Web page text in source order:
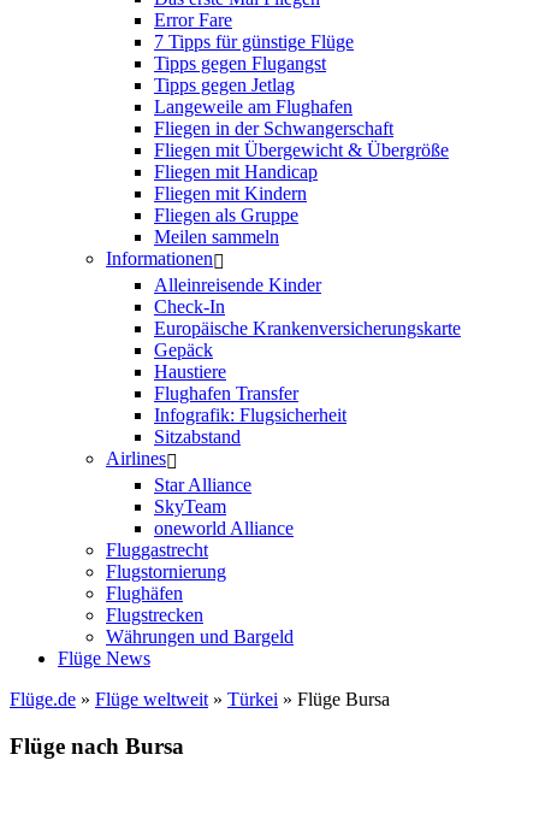
Error Fare
7 Tipps für günstige Flüge
Tipps gegen Flugangst
Tipps gegen Jetlag
Langeweile am Flughafen
Fliegen in der Schwangerschaft
Fliegen mit Übergewicht & Übergröße
Fliegen mit Handicap
Fliegen mit Kindern
Fliegen als Gruppe
Meilen sammeln
Informationen
Alleinreisende Kinder
Check-In
Europäische Krankenversicherungskarte
Gepäck
Haustiere
Flughafen Transfer
Infografik: Flugsicherheit
Sitzabstand
Airlines
Star Alliance
SkyTeam
oneworld Alliance
Fluggastrecht
Flugstornierung
Flughäfen
Flugstrecken
Währungen und Bargeld
Flüge News
Flüge.de » Flüge weltweit » Türkei » Flüge Bursa
Flüge nach Bursa